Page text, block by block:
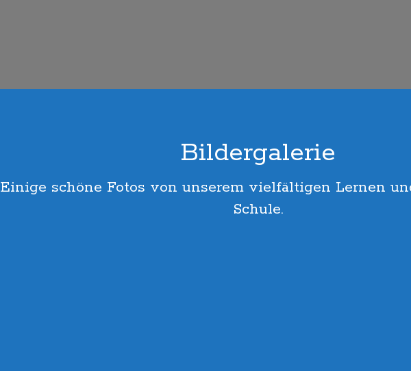
Bildergalerie
Einige schöne Fotos von unserem vielfältigen Lernen
Schule.